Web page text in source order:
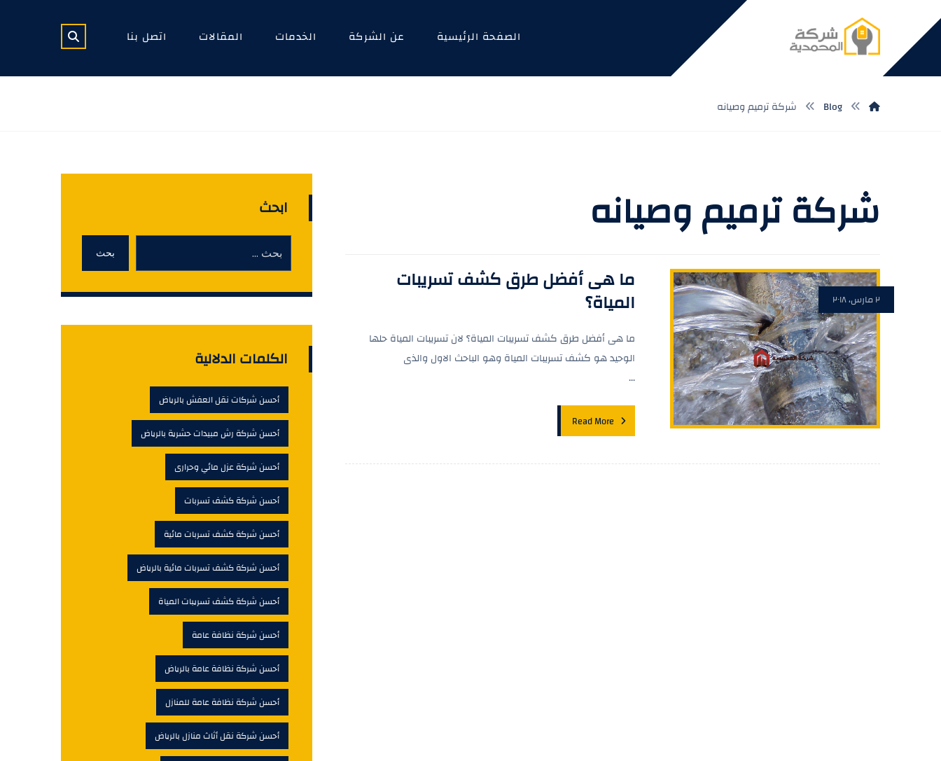
الصفحة الرئيسية عن الشركة الخدمات المقالات اتصل بنا
Blog شركة ترميم وصيانه
شركة ترميم وصيانه
ما هى أفضل طرق كشف تسريبات
المياة؟ ٢ مارس، ٢٠١٨
ما هى أفضل طرق كشف تسريبات المياة؟ لان تسريبات المياة حلها
الوحيد هو كشف تسريبات المياة وهو الباحث الاول والذى
...
Read More
ابحث
بحث
الكلمات الدلالية
أحسن شركات نقل العفش بالرياض
أحسن شركة رش مبيدات حشرية بالرياض
أحسن شركة عزل مائي وحرارى
أحسن شركة كشف تسربات
أحسن شركة كشف تسربات مائية
أحسن شركة كشف تسربات مائية بالرياض
أحسن شركة كشف تسريبات المياة
أحسن شركة نظافة عامة
أحسن شركة نظافة عامة بالرياض
أحسن شركة نظافة عامة للمنازل
أحسن شركة نقل أثاث منازل بالرياض